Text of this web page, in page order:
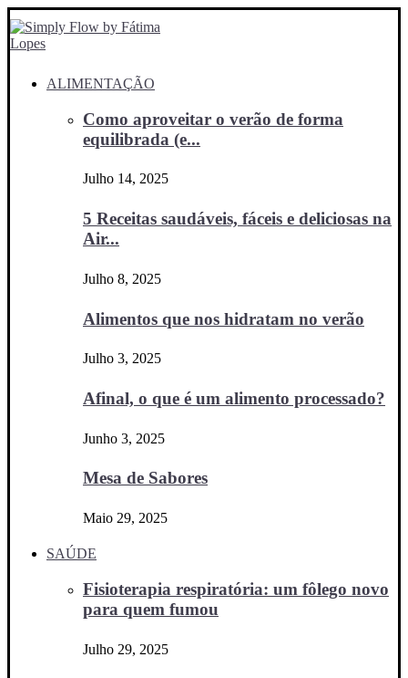
ALIMENTAÇÃO
Como aproveitar o verão de forma
equilibrada (e...
Julho 14, 2025
5 Receitas saudáveis, fáceis e deliciosas na
Air...
Julho 8, 2025
Alimentos que nos hidratam no verão
Julho 3, 2025
Afinal, o que é um alimento processado?
Junho 3, 2025
Mesa de Sabores
Maio 29, 2025
SAÚDE
Fisioterapia respiratória: um fôlego novo
para quem fumou
Julho 29, 2025